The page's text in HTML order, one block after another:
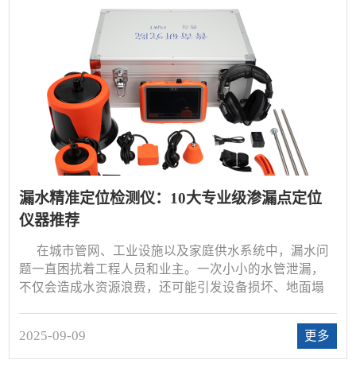
漏水精准定位检测仪：10大专业级渗漏点定位
仪器推荐
在城市管网、工业设施以及家庭供水系统中，漏水问
题一直困扰着工程人员和业主。一次小小的水管泄漏，
不仅会造成水资源浪费，还可能引发设备损坏、地面塌
仪，成为了每个从事水务、建筑及设施维护人员的刚
需。
2025-09-09 更多